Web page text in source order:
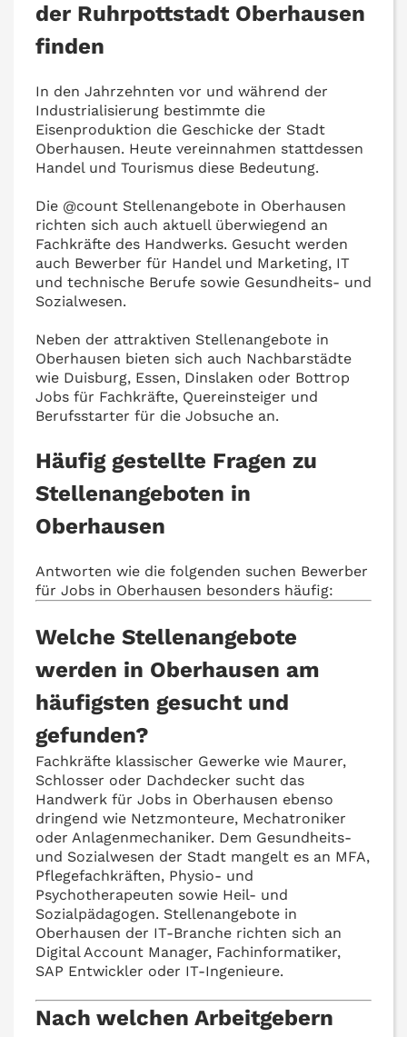
der Ruhrpottstadt Oberhausen
finden
In den Jahrzehnten vor und während der
Industrialisierung bestimmte die
Eisenproduktion die Geschicke der Stadt
Oberhausen. Heute vereinnahmen stattdessen
Handel und Tourismus diese Bedeutung.
Die @‌count Stellenangebote in Oberhausen
richten sich auch aktuell überwiegend an
Fachkräfte des Handwerks. Gesucht werden
auch Bewerber für Handel und Marketing, IT
und technische Berufe sowie Gesundheits- und
Sozialwesen.
Neben der attraktiven Stellenangebote in
Oberhausen bieten sich auch Nachbarstädte
wie Duisburg, Essen, Dinslaken oder Bottrop
Jobs für Fachkräfte, Quereinsteiger und
Berufsstarter für die Jobsuche an.
Häufig gestellte Fragen zu
Stellenangeboten in
Oberhausen
Antworten wie die folgenden suchen Bewerber
für Jobs in Oberhausen besonders häufig:
Welche Stellenangebote
werden in Oberhausen am
häufigsten gesucht und
gefunden?
Fachkräfte klassischer Gewerke wie Maurer,
Schlosser oder Dachdecker sucht das
Handwerk für Jobs in Oberhausen ebenso
dringend wie Netzmonteure, Mechatroniker
oder Anlagenmechaniker. Dem Gesundheits-
und Sozialwesen der Stadt mangelt es an MFA,
Pflegefachkräften, Physio- und
Psychotherapeuten sowie Heil- und
Sozialpädagogen. Stellenangebote in
Oberhausen der IT-Branche richten sich an
Digital Account Manager, Fachinformatiker,
SAP Entwickler oder IT-Ingenieure.
Nach welchen Arbeitgebern